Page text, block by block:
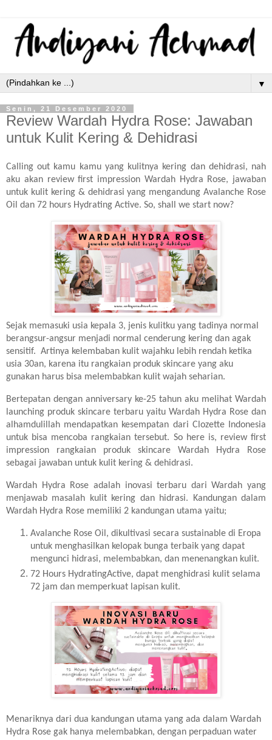
▼
Senin, 21 Desember 2020
Review Wardah Hydra Rose: Jawaban
untuk Kulit Kering & Dehidrasi
Calling out kamu kamu yang kulitnya kering dan dehidrasi, nah
aku akan review first impression Wardah Hydra Rose, jawaban
untuk kulit kering & dehidrasi yang mengandung Avalanche Rose
Oil dan 72 hours Hydrating Active. So, shall we start now?
Sejak memasuki usia kepala 3, jenis kulitku yang tadinya normal
berangsur-angsur menjadi normal cenderung kering dan agak
sensitif. Artinya kelembaban kulit wajahku lebih rendah ketika
usia 30an, karena itu rangkaian produk skincare yang aku
gunakan harus bisa melembabkan kulit wajah seharian.
Bertepatan dengan anniversary ke-25 tahun aku melihat Wardah
launching produk skincare terbaru yaitu Wardah Hydra Rose dan
alhamdulillah mendapatkan kesempatan dari Clozette Indonesia
untuk bisa mencoba rangkaian tersebut. So here is, review first
impression rangkaian produk skincare Wardah Hydra Rose
sebagai jawaban untuk kulit kering & dehidrasi.
Wardah Hydra Rose adalah inovasi terbaru dari Wardah yang
menjawab masalah kulit kering dan hidrasi. Kandungan dalam
Wardah Hydra Rose memiliki 2 kandungan utama yaitu;
Avalanche Rose Oil, dikultivasi secara sustainable di Eropa
untuk menghasilkan kelopak bunga terbaik yang dapat
mengunci hidrasi, melembabkan, dan menenangkan kulit.
72 Hours HydratingActive, dapat menghidrasi kulit selama
72 jam dan memperkuat lapisan kulit.
Menariknya dari dua kandungan utama yang ada dalam Wardah
Hydra Rose gak hanya melembabkan, dengan perpaduan water